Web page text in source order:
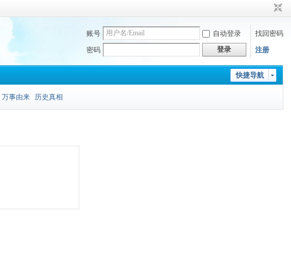
账号 自动登录
找回密码
密码
登录 注册
快捷导航
万事由来 历史真相